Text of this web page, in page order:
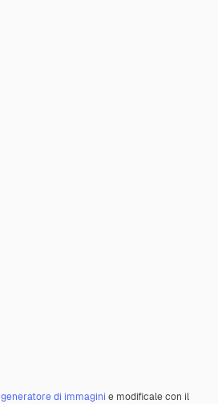
generatore di immagini e modificale con il